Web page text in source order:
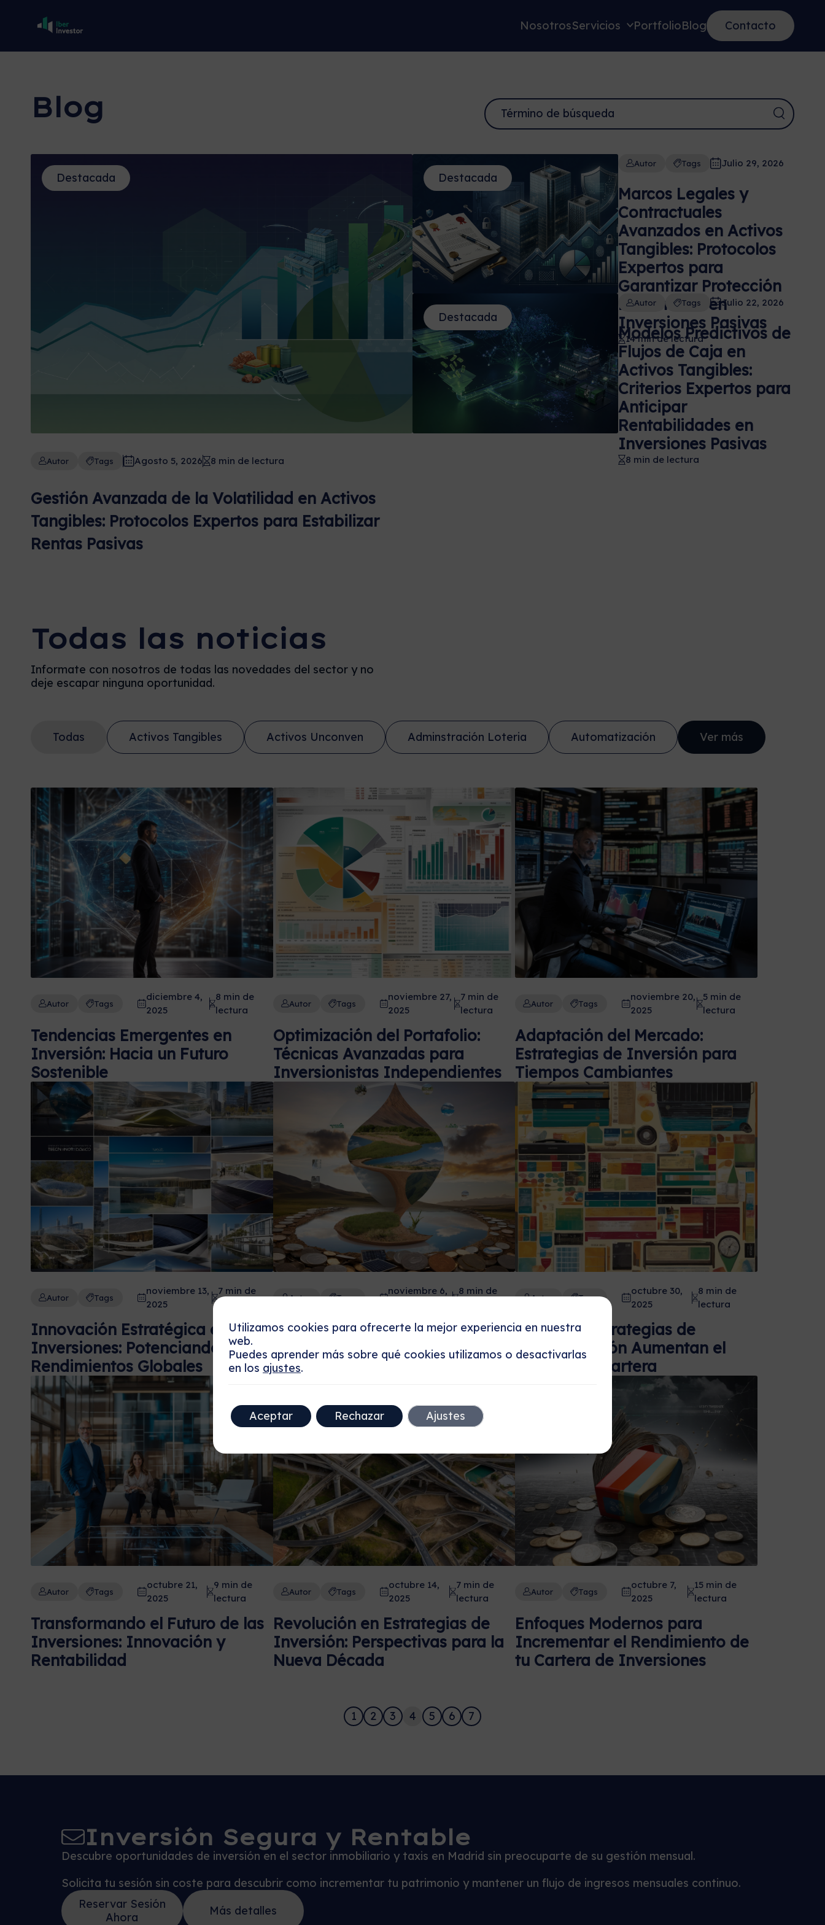
NosotrosServicios PortfolioBlog Contacto
Blog
Destacada
Autor Tags Agosto 5, 2026 8 min de lectura
Gestión Avanzada de la Volatilidad en Activos
Tangibles: Protocolos Expertos para Estabilizar
Rentas Pasivas
Destacada
Autor Tags Julio 29, 2026
Marcos Legales y
Contractuales
Avanzados en Activos
Tangibles: Protocolos
Expertos para
Garantizar Protección
Patrimonial en
Inversiones Pasivas
14 min de lectura
Destacada
Autor Tags Julio 22, 2026
Modelos Predictivos de
Flujos de Caja en
Activos Tangibles:
Criterios Expertos para
Anticipar
Rentabilidades en
Inversiones Pasivas
8 min de lectura
Todas las noticias
Informate con nosotros de todas las novedades del sector y no
deje escapar ninguna oportunidad.
Todas Activos Tangibles Activos Unconven Adminstración Loteria Automatización Ver más
Autor Tags
diciembre 4,
2025
8 min de
lectura
Tendencias Emergentes en
Inversión: Hacia un Futuro
Sostenible
Autor Tags
noviembre 27,
2025
7 min de
lectura
Optimización del Portafolio:
Técnicas Avanzadas para
Inversionistas Independientes
Autor Tags
noviembre 20,
2025
5 min de
lectura
Adaptación del Mercado:
Estrategias de Inversión para
Tiempos Cambiantes
Autor Tags
noviembre 13,
2025
7 min de
Innovación Estratégica en
Inversiones: Potenciando
Rendimientos Globales
Autor Tags
noviembre 6,
8 min de
Estrategias de Inversión
Eficaces para un Crecimiento
Sostenible
Autor Tags
octubre 30,
2025
8 min de
lectura
Cómo las Estrategias de
Diversificación Aumentan el
Valor de la Cartera
Autor Tags
octubre 21,
2025
9 min de
lectura
Transformando el Futuro de las
Inversiones: Innovación y
Rentabilidad
Autor Tags
octubre 14,
2025
7 min de
lectura
Revolución en Estrategias de
Inversión: Perspectivas para la
Nueva Década
Autor Tags
octubre 7,
2025
15 min de
lectura
Enfoques Modernos para
Incrementar el Rendimiento de
tu Cartera de Inversiones
1 2 3 4 5 6 7
Inversión Segura y Rentable
Descubre oportunidades de inversión en el sector inmobiliario y taxis en Madrid sin preocuparte de su gestión mensual.
Solicita tu sesión sin coste para descubrir como incrementar tu patrimonio y mantener un flujo de ingresos mensuales continuo.
Reservar Sesión
Ahora
Más detalles
Utilizamos cookies para ofrecerte la mejor experiencia en nuestra
web.
Puedes aprender más sobre qué cookies utilizamos o desactivarlas
en los ajustes.
Aceptar Rechazar Ajustes